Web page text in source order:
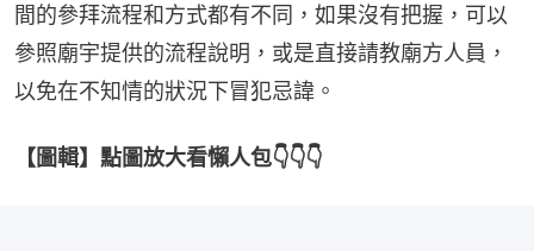
間的參拜流程和方式都有不同，如果沒有把握，可以
參照廟宇提供的流程說明，或是直接請教廟方人員，
以免在不知情的狀況下冒犯忌諱。
【圖輯】點圖放大看懶人包👇👇👇